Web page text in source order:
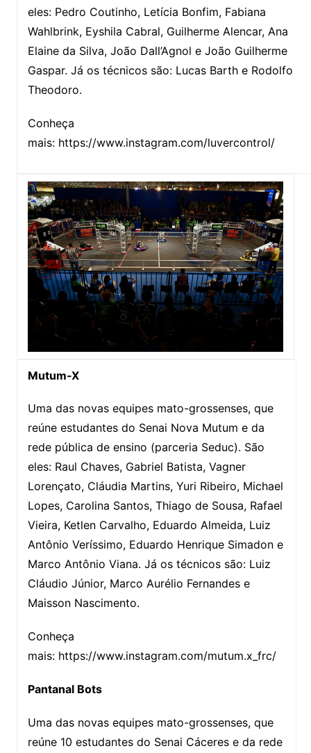
eles: Pedro Coutinho, Letícia Bonfim, Fabiana
Wahlbrink, Eyshila Cabral, Guilherme Alencar, Ana
Elaine da Silva, João Dall’Agnol e João Guilherme
Gaspar. Já os técnicos são: Lucas Barth e Rodolfo
Theodoro.
Conheça
mais: https://www.instagram.com/luvercontrol/
Mutum-X
Uma das novas equipes mato-grossenses, que
reúne estudantes do Senai Nova Mutum e da
rede pública de ensino (parceria Seduc). São
eles: Raul Chaves, Gabriel Batista, Vagner
Lorençato, Cláudia Martins, Yuri Ribeiro, Michael
Lopes, Carolina Santos, Thiago de Sousa, Rafael
Vieira, Ketlen Carvalho, Eduardo Almeida, Luiz
Antônio Veríssimo, Eduardo Henrique Simadon e
Marco Antônio Viana. Já os técnicos são: Luiz
Cláudio Júnior, Marco Aurélio Fernandes e
Maisson Nascimento.
Conheça
mais: https://www.instagram.com/mutum.x_frc/
Pantanal Bots
Uma das novas equipes mato-grossenses, que
reúne 10 estudantes do Senai Cáceres e da rede